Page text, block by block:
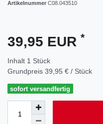
Artikelnummer C08.043510
39,95 EUR *
Inhalt 1 Stück
Grundpreis 39,95 € / Stück
sofort versandfertig